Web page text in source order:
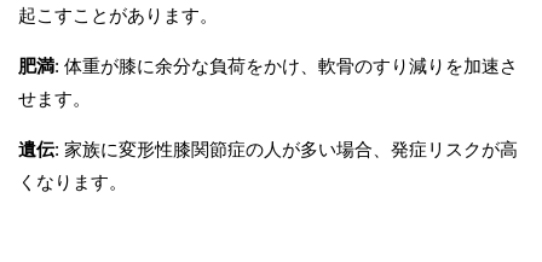
起こすことがあります。
肥満: 体重が膝に余分な負荷をかけ、軟骨のすり減りを加速さ
せます。
遺伝: 家族に変形性膝関節症の人が多い場合、発症リスクが高
くなります。